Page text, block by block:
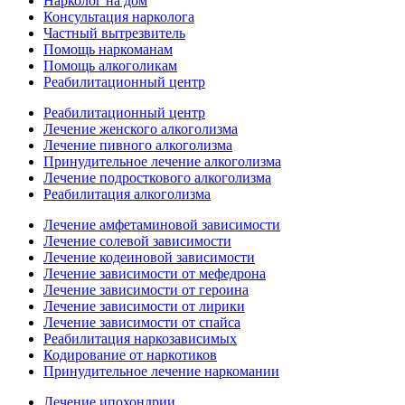
Консультация нарколога
Частный вытрезвитель
Помощь наркоманам
Помощь алкоголикам
Реабилитационный центр
Реабилитационный центр
Лечение женского алкоголизма
Лечение пивного алкоголизма
Принудительное лечение алкоголизма
Лечение подросткового алкоголизма
Реабилитация алкоголизма
Лечение амфетаминовой зависимости
Лечение солевой зависимости
Лечение кодеиновой зависимости
Лечение зависимости от мефедрона
Лечение зависимости от героина
Лечение зависимости от лирики
Лечение зависимости от спайса
Реабилитация наркозависимых
Кодирование от наркотиков
Принудительное лечение наркомании
Лечение ипохондрии